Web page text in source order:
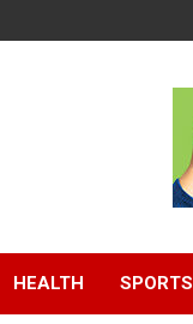
HEALTH SPORTS